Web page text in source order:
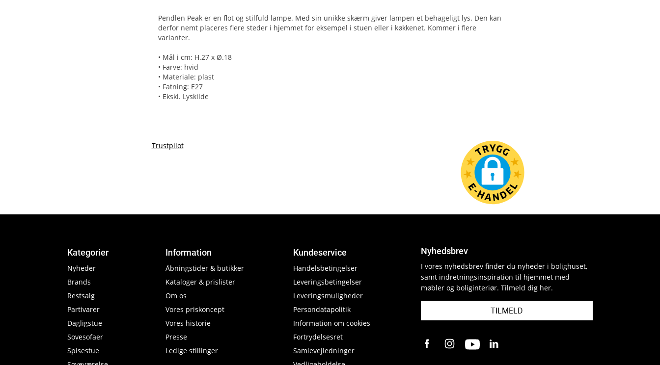
Pendlen Peak er en flot og stilfuld lampe. Med sin unikke skærm giver lampen et behageligt lys. Den kan
derfor nemt placeres flere steder i hjemmet for eksempel i stuen eller i køkkenet. Kommer i flere
varianter.
• Mål i cm: H.27 x Ø.18
• Farve: hvid
• Materiale: plast
• Fatning: E27
• Ekskl. Lyskilde
Trustpilot
Kategorier
Nyheder
Brands
Restsalg
Partivarer
Dagligstue
Sovesofaer
Spisestue
Information
Åbningstider & butikker
Kataloger & prislister
Om os
Vores priskoncept
Vores historie
Presse
Ledige stillinger
Kundeservice
Handelsbetingelser
Leveringsbetingelser
Leveringsmuligheder
Persondatapolitik
Information om cookies
Fortrydelsesret
Samlevejledninger
Nyhedsbrev
I vores nyhedsbrev finder du nyheder i bolighuset,
samt indretningsinspiration til hjemmet med
møbler og boliginteriør. Tilmeld dig her.
TILMELD